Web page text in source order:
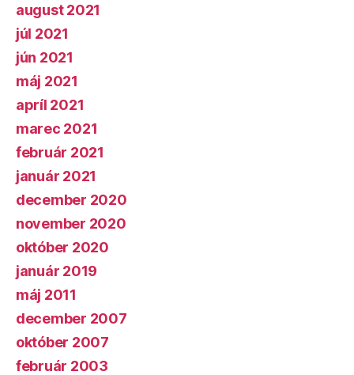
august 2021
júl 2021
jún 2021
máj 2021
apríl 2021
marec 2021
február 2021
január 2021
december 2020
november 2020
október 2020
január 2019
máj 2011
december 2007
október 2007
február 2003